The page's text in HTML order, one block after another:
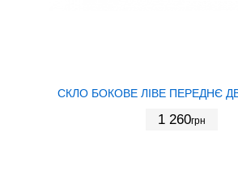
СКЛО БОКОВЕ ЛІВЕ ПЕРЕДНЄ
1 260грн